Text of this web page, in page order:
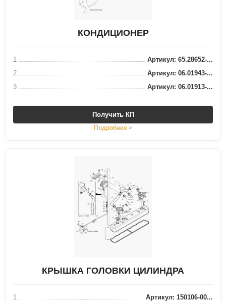
КОНДИЦИОНЕР
1
Артикул: 65.28652-...
2
Артикул: 06.01943-...
3
Артикул: 06.01913-...
Получить КП
Подробнее >
КРЫШКА ГОЛОВКИ ЦИЛИНДРА
1
Артикул: 150106-00...